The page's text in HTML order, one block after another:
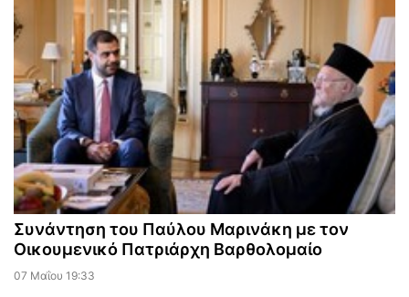
Συνάντηση του Παύλου Μαρινάκη με τον
Οικουμενικό Πατριάρχη Βαρθολομαίο
07 Μαΐου 19:33